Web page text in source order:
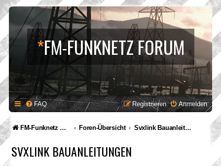
*FM-FUNKNETZ FORUM
FAQ Anmelden
Registrieren
FM-Funknetz Relaisverbund Foren-Übersicht Svxlink Bauanleitungen
SVXLINK BAUANLEITUNGEN